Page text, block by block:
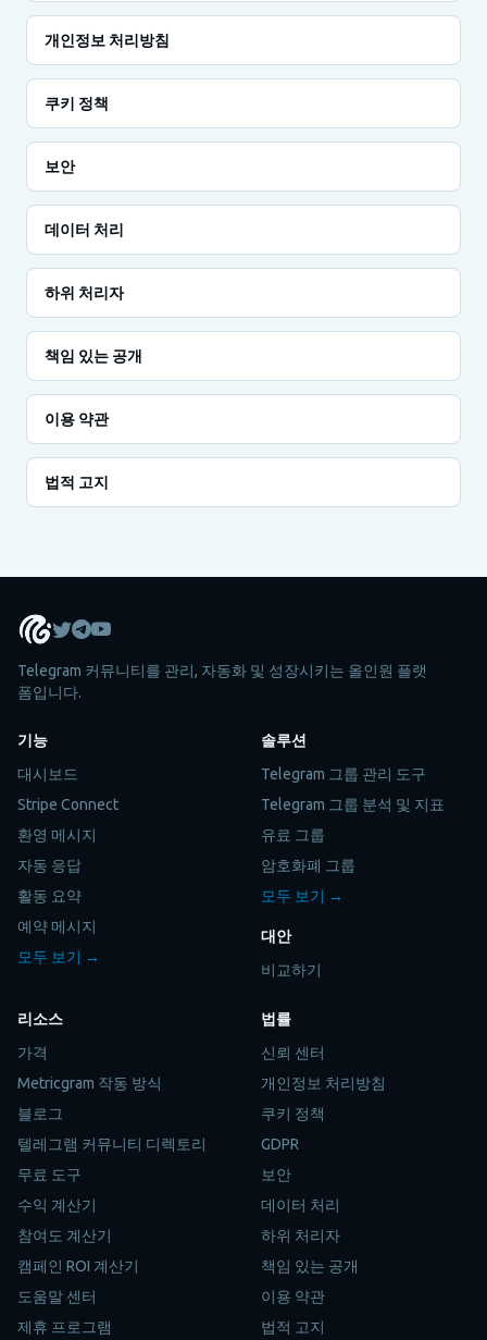
개인정보 처리방침
쿠키 정책
보안
데이터 처리
하위 처리자
책임 있는 공개
이용 약관
법적 고지
Telegram 커뮤니티를 관리, 자동화 및 성장시키는 올인원 플랫
폼입니다.
기능
대시보드
Stripe Connect
환영 메시지
자동 응답
활동 요약
예약 메시지
모두 보기 →
솔루션
Telegram 그룹 관리 도구
Telegram 그룹 분석 및 지표
유료 그룹
암호화폐 그룹
모두 보기 →
대안
비교하기
리소스
가격
Metricgram 작동 방식
블로그
텔레그램 커뮤니티 디렉토리
무료 도구
수익 계산기
참여도 계산기
캠페인 ROI 계산기
도움말 센터
제휴 프로그램
법률
신뢰 센터
개인정보 처리방침
쿠키 정책
GDPR
보안
데이터 처리
하위 처리자
책임 있는 공개
이용 약관
법적 고지